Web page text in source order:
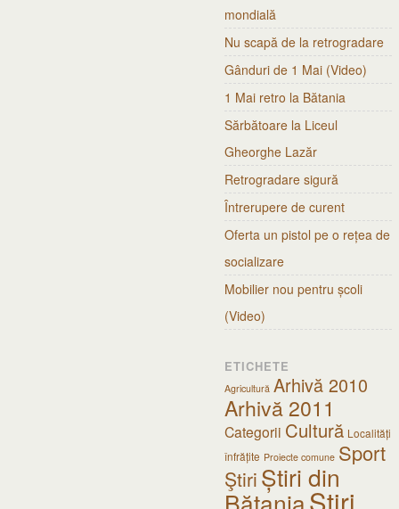
mondială
Nu scapă de la retrogradare
Gânduri de 1 Mai (Video)
1 Mai retro la Bătania
Sărbătoare la Liceul
Gheorghe Lazăr
Retrogradare sigură
Întrerupere de curent
Oferta un pistol pe o rețea de
socializare
Mobilier nou pentru școli
(Video)
ETICHETE
Agricultură Arhivă 2010
Arhivă 2011
Categorii Cultură Localități
înfrățite Proiecte comune Sport
Ştiri Știri din
Știri